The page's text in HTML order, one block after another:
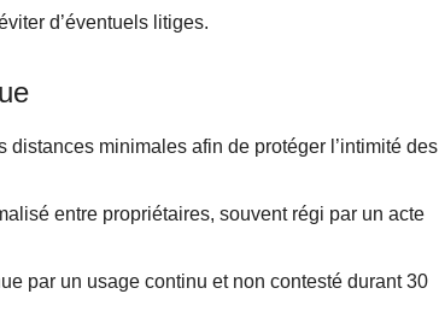
d’éventuels litiges.
minimales afin de protéger l’intimité des
entre propriétaires, souvent régi par un acte
par un usage continu et non contesté durant 30